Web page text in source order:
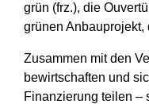
grün (frz.), die
grünen Anbauprojekt,
Zusammen mit den
bewirtschaften und
Finanzierung teilen –